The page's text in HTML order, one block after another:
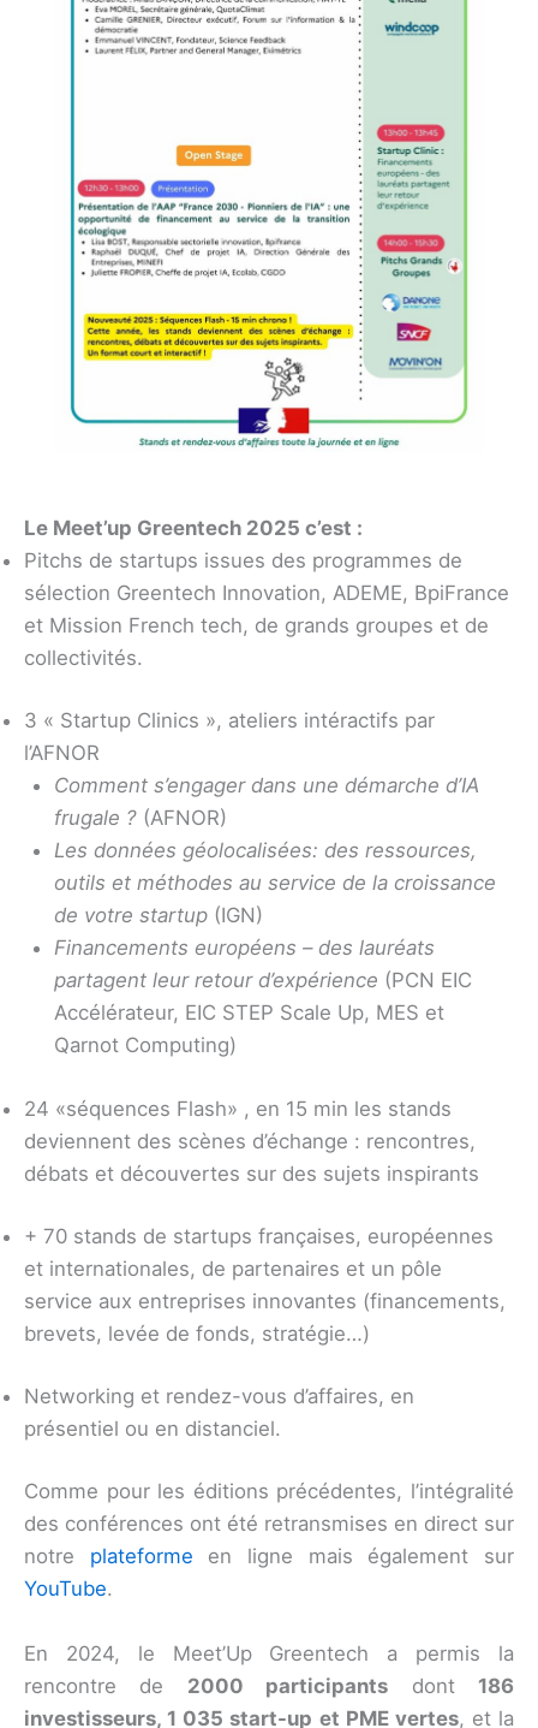
Le Meet’up Greentech 2025 c’est :
Pitchs de startups issues des programmes de
sélection Greentech Innovation, ADEME, BpiFrance
et Mission French tech, de grands groupes et de
collectivités.
3 « Startup Clinics », ateliers intéractifs par
l’AFNOR
Comment s’engager dans une démarche d’IA
frugale ? (AFNOR)
Les données géolocalisées: des ressources,
outils et méthodes au service de la croissance
de votre startup (IGN)
Financements européens – des lauréats
partagent leur retour d’expérience (PCN EIC
Accélérateur, EIC STEP Scale Up, MES et
Qarnot Computing)
24 «séquences Flash» , en 15 min les stands
deviennent des scènes d’échange : rencontres,
débats et découvertes sur des sujets inspirants
+ 70 stands de startups françaises, européennes
et internationales, de partenaires et un pôle
service aux entreprises innovantes (financements,
brevets, levée de fonds, stratégie…)
Networking et rendez-vous d’affaires, en
présentiel ou en distanciel.
Comme pour les éditions précédentes, l’intégralité
des conférences ont été retransmises en direct sur
notre plateforme en ligne mais également sur
YouTube.
En 2024, le Meet’Up Greentech a permis la
rencontre de 2000 participants dont 186
investisseurs, 1 035 start-up et PME vertes, et la